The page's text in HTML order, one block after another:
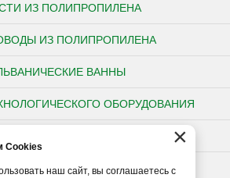
ИЗ ПОЛИПРОПИЛЕНА
ИЗ ПОЛИПРОПИЛЕНА
ВАННЫ
ОБОРУДОВАНИЯ
ИЗДЕЛИЯ ИЗ ПОЛИПРОПИЛЕНА
ТРУБЫ
×
Cookies
наш сайт, вы соглашаетесь с